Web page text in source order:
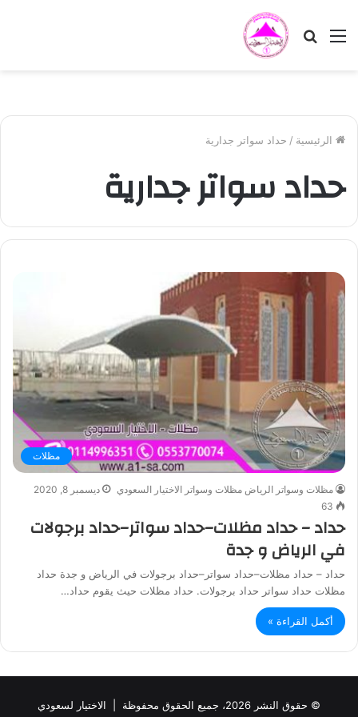
القائمة بحث
الرئيسية / حداد سواتر جدارية
حداد سواتر جدارية
مظلات
مظلات وسواتر الرياض مظلات وسواتر الاختيار السعودي
ديسمبر 8, 2020
63
حداد – حداد مظلات–حداد سواتر–حداد برجولات
في الرياض و جدة
حداد – حداد مظلات–حداد سواتر–حداد برجولات في الرياض و جدة حداد
مظلات حداد سواتر حداد برجولات. حداد مظلات حيث يقوم حداد…
أكمل القراءة »
© حقوق النشر 2026، جميع الحقوق محفوظة | الاختيار لسعودي